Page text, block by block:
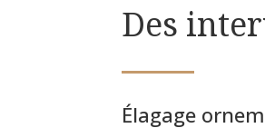
Des
Élagage